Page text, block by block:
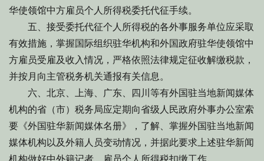
华使领馆中方雇员个人所得税委托代征手续。
五、接受委托代征个人所得税的各外事服务单位应采取
有效措施，掌握国际组织驻华机构和外国政府驻华使领馆中
方雇员受雇及收入情况，严格依照法律规定征收解缴税款，
并按月向主管税务机关通报有关信息。
六、北京、上海、广东、四川等有外国驻当地新闻媒体
机构的省（市）税务局应定期向省级人民政府外事办公室索
要《外国驻华新闻媒体名册》，了解、掌握外国驻当地新闻
媒体机构以及外籍人员变动情况，并据此要求上述驻华新闻